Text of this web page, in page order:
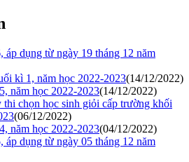
áp dụng từ ngày 19 tháng 12 năm
kì 1, năm học 2022-2023(14/12/2022)
năm học 2022-2023(14/12/2022)
chọn học sinh giỏi cấp trường khối
(06/12/2022)
năm học 2022-2023(04/12/2022)
áp dụng từ ngày 05 tháng 12 năm